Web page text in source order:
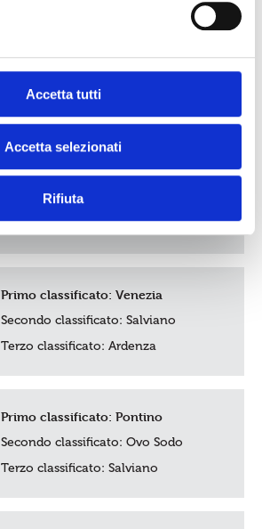
Accetta tutti
Accetta selezionati
Rifiuta
Secondo classificato:Ovo Sodo
Terzo classificato:
Primo classificato:Ovo Sodo
Secondo classificato:
Terzo classificato: Borgo
Primo classificato:Venezia
Secondo classificato:Salviano
Terzo classificato:Ardenza
Primo classificato:Pontino
Secondo classificato:Ovo Sodo
Terzo classificato:Salviano